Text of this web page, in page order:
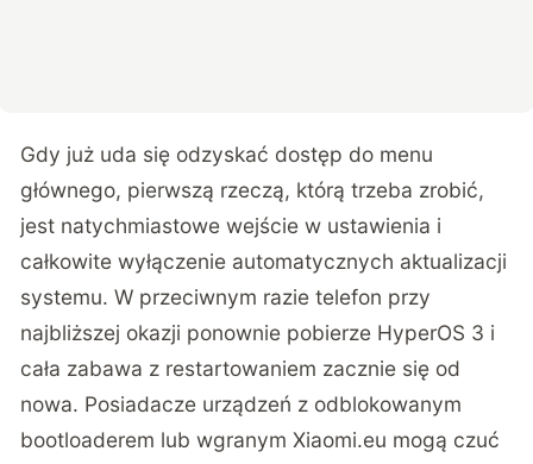
Gdy już uda się odzyskać dostęp do menu
głównego, pierwszą rzeczą, którą trzeba zrobić,
jest natychmiastowe wejście w ustawienia i
całkowite wyłączenie automatycznych aktualizacji
systemu. W przeciwnym razie telefon przy
najbliższej okazji ponownie pobierze HyperOS 3 i
cała zabawa z restartowaniem zacznie się od
nowa. Posiadacze urządzeń z odblokowanym
bootloaderem lub wgranym Xiaomi.eu mogą czuć